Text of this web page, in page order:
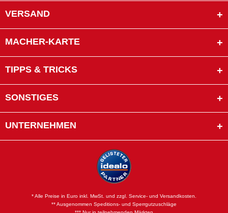
VERSAND
MACHER-KARTE
TIPPS & TRICKS
SONSTIGES
UNTERNEHMEN
* Alle Preise in Euro inkl. MwSt. und zzgl. Service- und Versandkosten.
** Ausgenommen Speditions- und Sperrgutzuschläge